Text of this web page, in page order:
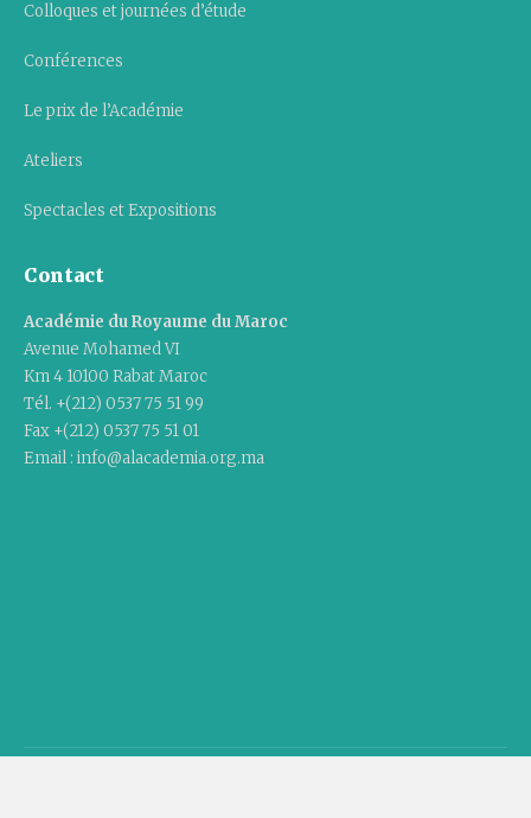
Colloques et journées d’étude
Conférences
Le prix de l’Académie
Ateliers
Spectacles et Expositions
Contact
Académie du Royaume du Maroc
Avenue Mohamed VI
Km 4 10100 Rabat Maroc
Tél. +(212) 0537 75 51 99
Fax +(212) 0537 75 51 01
Email : info@alacademia.org.ma